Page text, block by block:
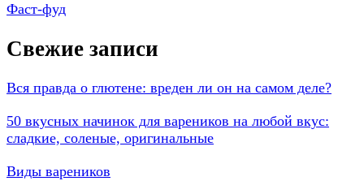
Фаст-фуд
Свежие записи
Вся правда о глютене: вреден ли он на самом деле?
50 вкусных начинок для вареников на любой вкус:
сладкие, соленые, оригинальные
Виды вареников